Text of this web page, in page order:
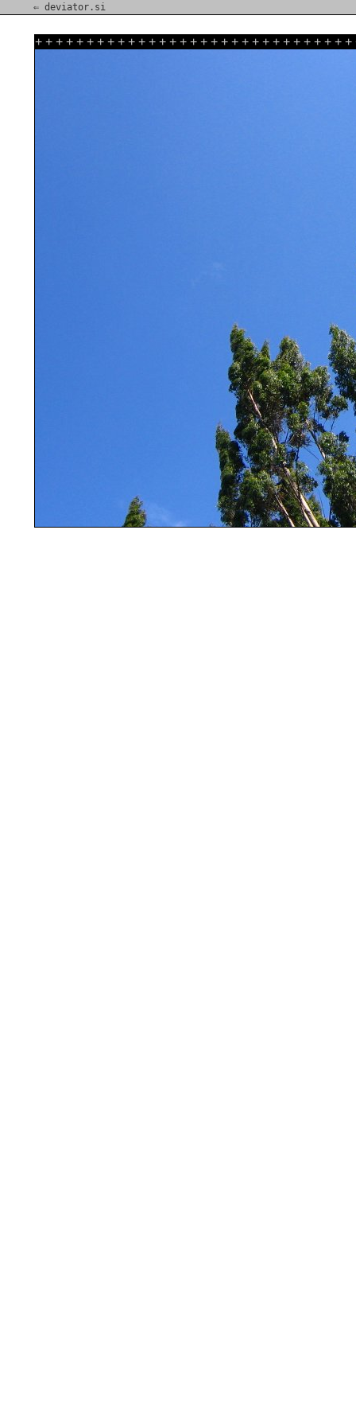
⇐ deviator.si
+ + + + + + + + + + + + + + + + + + + + + + + + + + + + + + +